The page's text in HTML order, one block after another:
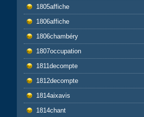
1805affiche
1806affiche
1806chambéry
1807occupation
1811decompte
1812decompte
1814aixavis
1814chant